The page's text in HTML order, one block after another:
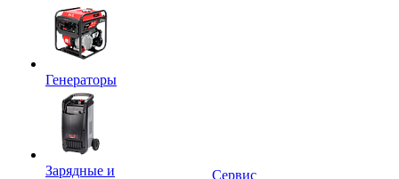
Генераторы
Зарядные и
Сервис